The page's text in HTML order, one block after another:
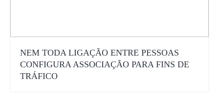
NEM TODA LIGAÇÃO ENTRE PESSOAS
CONFIGURA ASSOCIAÇÃO PARA FINS DE
TRÁFICO